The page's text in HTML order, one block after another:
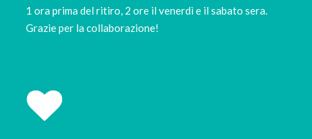
1 ora prima del ritiro, 2 ore il venerdì e il sabato sera.
Grazie per la collaborazione!